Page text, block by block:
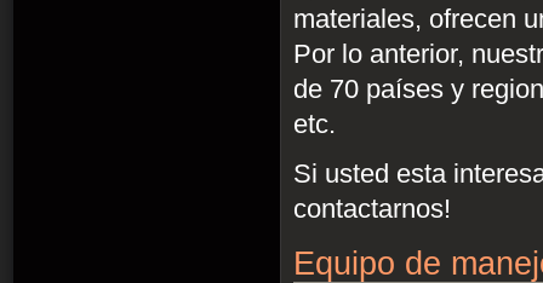
materiales, ofrecen
Por lo anterior,
de 70 países y
etc.
Si usted esta
contactarnos!
Equipo de